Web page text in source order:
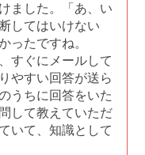
ました。「あ、い
してはいけない
ったですね。
すぐにメールして
やすい回答が送ら
うちに回答をいた
して教えていただ
いて、知識として